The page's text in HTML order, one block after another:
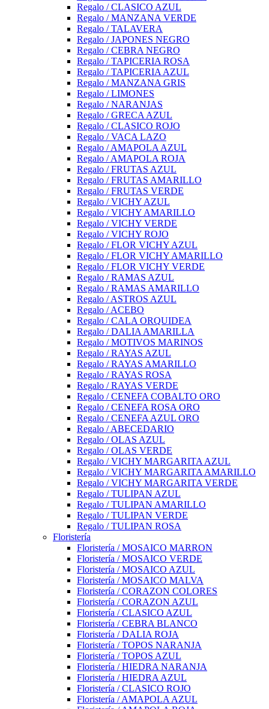
Regalo / CLASICO AZUL
Regalo / MANZANA VERDE
Regalo / TALAVERA
Regalo / JAPONES NEGRO
Regalo / CEBRA NEGRO
Regalo / TAPICERIA ROSA
Regalo / TAPICERIA AZUL
Regalo / MANZANA GRIS
Regalo / LIMONES
Regalo / NARANJAS
Regalo / GRECA AZUL
Regalo / CLASICO ROJO
Regalo / VACA LAZO
Regalo / AMAPOLA AZUL
Regalo / AMAPOLA ROJA
Regalo / FRUTAS AZUL
Regalo / FRUTAS AMARILLO
Regalo / FRUTAS VERDE
Regalo / VICHY AZUL
Regalo / VICHY AMARILLO
Regalo / VICHY VERDE
Regalo / VICHY ROJO
Regalo / FLOR VICHY AZUL
Regalo / FLOR VICHY AMARILLO
Regalo / FLOR VICHY VERDE
Regalo / RAMAS AZUL
Regalo / RAMAS AMARILLO
Regalo / ASTROS AZUL
Regalo / ACEBO
Regalo / CALA ORQUIDEA
Regalo / DALIA AMARILLA
Regalo / MOTIVOS MARINOS
Regalo / RAYAS AZUL
Regalo / RAYAS AMARILLO
Regalo / RAYAS ROSA
Regalo / RAYAS VERDE
Regalo / CENEFA COBALTO ORO
Regalo / CENEFA ROSA ORO
Regalo / CENEFA AZUL ORO
Regalo / ABECEDARIO
Regalo / OLAS AZUL
Regalo / OLAS VERDE
Regalo / VICHY MARGARITA AZUL
Regalo / VICHY MARGARITA AMARILLO
Regalo / VICHY MARGARITA VERDE
Regalo / TULIPAN AZUL
Regalo / TULIPAN AMARILLO
Regalo / TULIPAN VERDE
Regalo / TULIPAN ROSA
Floristería
Floristería / MOSAICO MARRON
Floristería / MOSAICO VERDE
Floristería / MOSAICO AZUL
Floristería / MOSAICO MALVA
Floristería / CORAZON COLORES
Floristería / CORAZON AZUL
Floristería / CLASICO AZUL
Floristería / CEBRA BLANCO
Floristería / DALIA ROJA
Floristería / TOPOS NARANJA
Floristería / TOPOS AZUL
Floristería / HIEDRA NARANJA
Floristería / HIEDRA AZUL
Floristería / CLASICO ROJO
Floristería / AMAPOLA AZUL